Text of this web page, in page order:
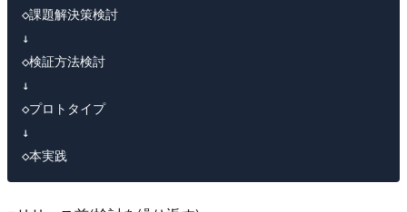
◇課題解決策検討
↓
◇検証方法検討
↓
◇プロトタイプ
↓